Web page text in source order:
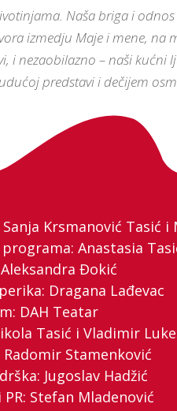
Naša briga i
izmedju Maje i mene,
i nezaobilazno – naši kućni
predstavi i dečijem
Krsmanović Tasić i
Anastasia
Đokić
Dragana Lađevac
DAH Teatar
Tasić i Vladimir
Radomir Stamenković
Jugoslav Hadžić
Stefan Mladenović